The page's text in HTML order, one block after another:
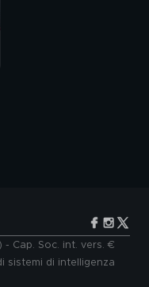
- Cap. Soc. int. vers. €
sistemi di intelligenza